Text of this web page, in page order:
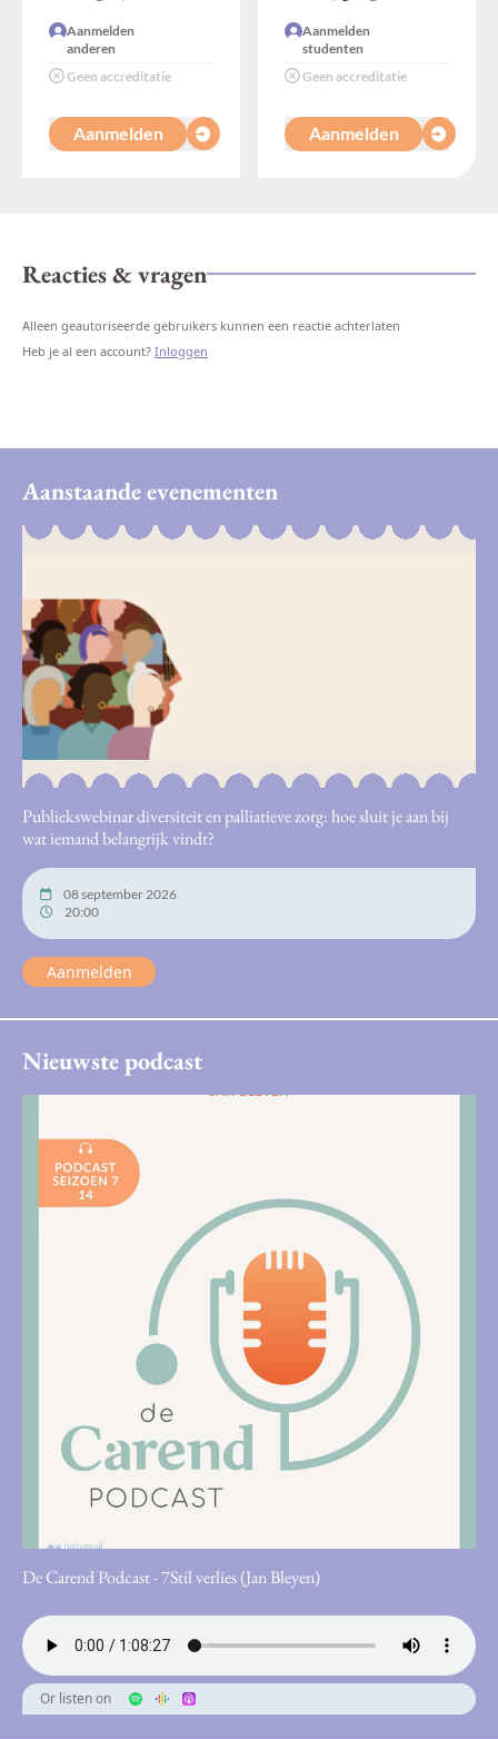
Aanmelden
anderen
Geen accreditatie
Aanmelden
Aanmelden
studenten
Geen accreditatie
Aanmelden
Reacties & vragen
Alleen geautoriseerde gebruikers kunnen een reactie achterlaten
Heb je al een account? Inloggen
Aanstaande evenementen
Publiekswebinar diversiteit en palliatieve zorg: hoe sluit je aan bij
wat iemand belangrijk vindt?
08 september 2026
20:00
Aanmelden
Nieuwste podcast
De Carend Podcast - 7Stil verlies (Jan Bleyen)
Or listen on